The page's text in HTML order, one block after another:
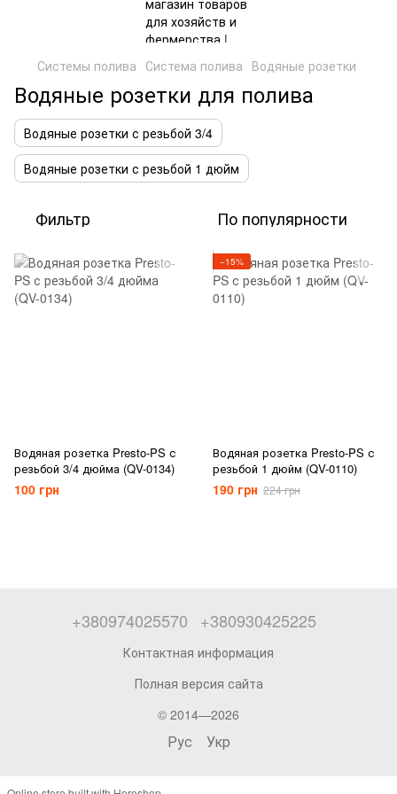
Системы полива Система полива Водяные розетки
Водяные розетки для полива
Водяные розетки с резьбой 3/4
Водяные розетки с резьбой 1 дюйм
Фильтр По популярности
Водяная розетка Presto-PS с
резьбой 3/4 дюйма (QV-0134)
100 грн
−15%
Водяная розетка Presto-PS с
резьбой 1 дюйм (QV-0110)
190 грн 224 грн
+380974025570 +380930425225
Контактная информация
Полная версия сайта
© 2014—2026
Рус Укр